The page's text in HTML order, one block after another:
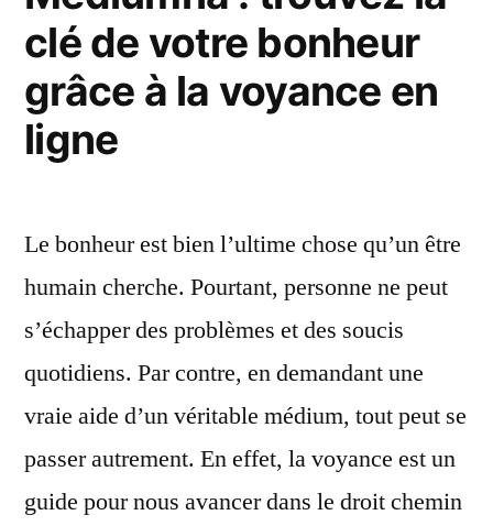
clé de votre bonheur
grâce à la voyance en
ligne
Le bonheur est bien l’ultime chose qu’un être
humain cherche. Pourtant, personne ne peut
s’échapper des problèmes et des soucis
quotidiens. Par contre, en demandant une
vraie aide d’un véritable médium, tout peut se
passer autrement. En effet, la voyance est un
guide pour nous avancer dans le droit chemin